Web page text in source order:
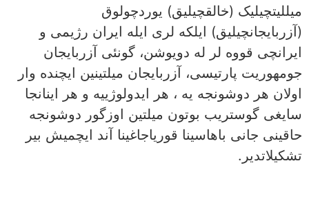
میللیتچیلیک (خالقچیلیق) یوردچولوق
(آزربایجانچیلیق) ایلکه لری ایله ایران رژیمی و
ایرانچی قووه لر له دویوشن، گونئی آزربایجان
جومهوریت پارتیسی، آزربایجان میلتینین ایچنده وار
اولان هر دوشونجه یه ، هر ایدولوژییه و هر اینانجا
سایغی گوستریب بوتون میلتین اوزگور دوشونجه
حاقینی جانی باهاسینا قوریاجاغینا آند ایچمیش بیر
تشکیلاتدیر.